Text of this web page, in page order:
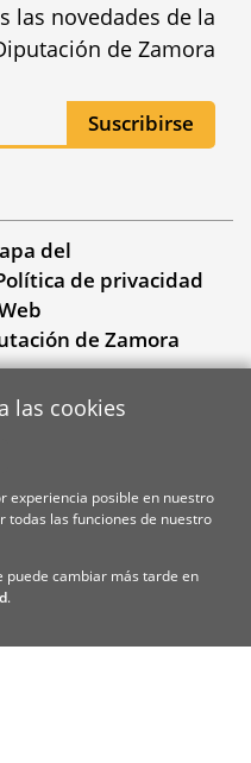
las novedades de la
de Zamora
del
de privacidad
de Zamora
las cookies
experiencia posible en nuestro
todas las funciones de nuestro
puede cambiar más tarde en
.